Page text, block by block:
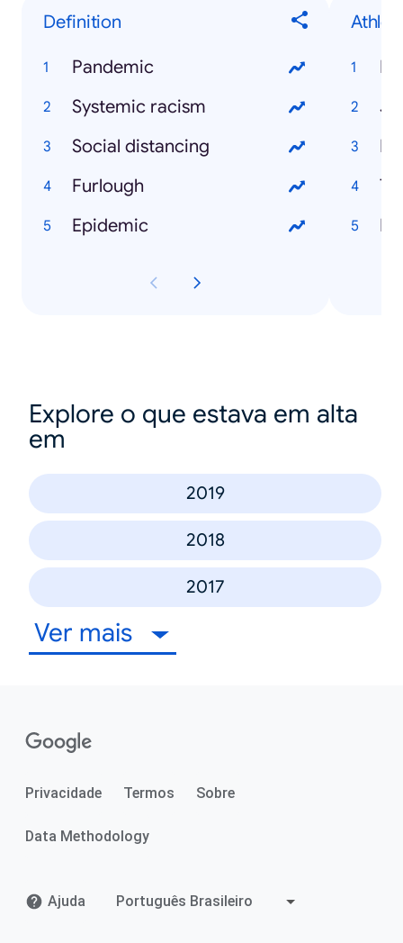
Definition
Pandemic
Systemic racism
Social distancing
Furlough
Epidemic
Explore o que estava em alta
em
2019
2018
2017
Ver mais
Privacidade Termos Sobre
Data Methodology
Ajuda